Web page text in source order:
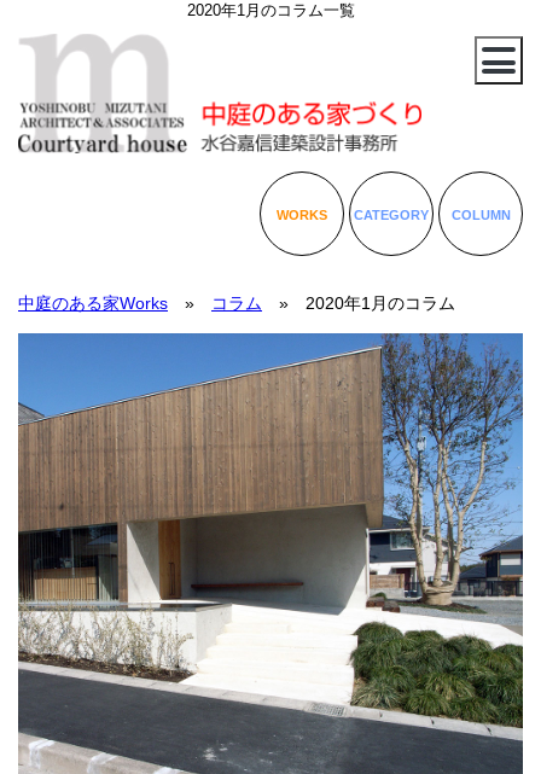
2020年1月のコラム一覧
WORKS CATEGORY COLUMN
中庭のある家Works » コラム » 2020年1月のコラム